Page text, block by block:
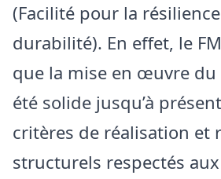
(Facilité pour la
durabilité). En effet, le
que la mise en œuvre
été solide jusqu’à
critères de réalisation et
structurels respectés